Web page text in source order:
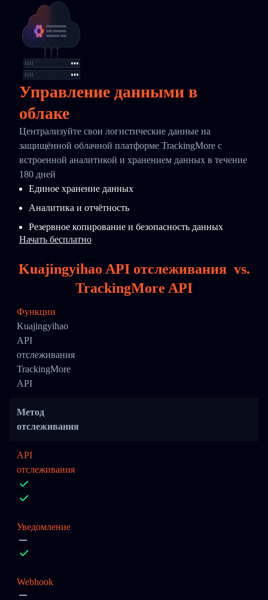
Управление данными в
облаке
Централизуйте свои логистические данные на
защищённой облачной платформе TrackingMore с
встроенной аналитикой и хранением данных в течение
180 дней
Единое хранение данных
Аналитика и отчётность
Резервное копирование и безопасность данных
Начать бесплатно
Kuajingyihao API отслеживания vs.
TrackingMore API
Функции
Kuajingyihao
API
отслеживания
TrackingMore
API
Метод
отслеживания
API
отслеживания
Уведомление
Webhook